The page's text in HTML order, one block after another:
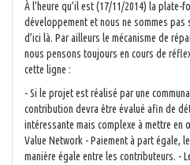
À l’heure qu’il est (17/11/2014) la plate-
développement et nous ne sommes pas
d’ici là. Par ailleurs le mécanisme de
nous pensons toujours en cours de
cette ligne :
- Si le projet est réalisé par une
contribution devra être évalué afin de
intéressante mais complexe à mettre en
Value Network - Paiement à part égale,
manière égale entre les contributeurs. -